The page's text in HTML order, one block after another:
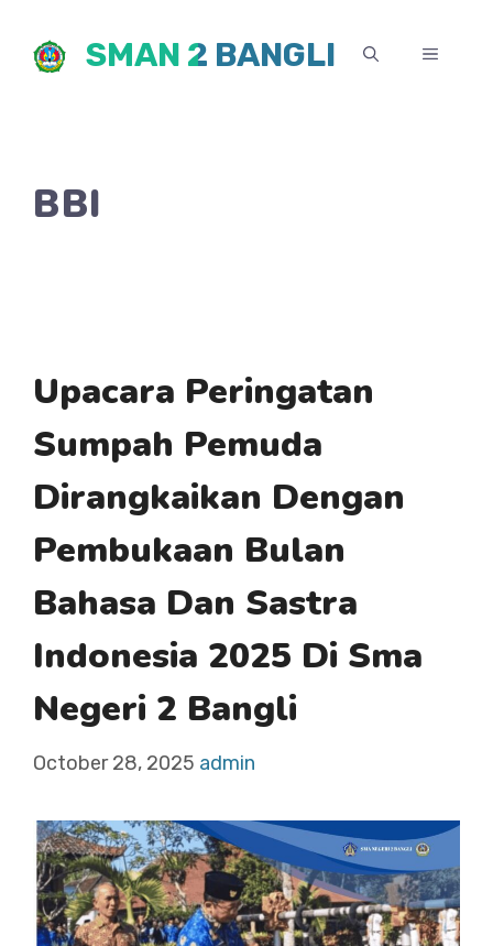
SMAN 2 BANGLI MENU
BBI
Upacara Peringatan
Sumpah Pemuda
Dirangkaikan Dengan
Pembukaan Bulan
Bahasa Dan Sastra
Indonesia 2025 Di Sma
Negeri 2 Bangli
October 28, 2025 admin